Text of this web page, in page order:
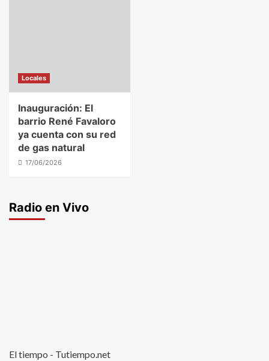
Locales
Inauguración: El
barrio René Favaloro
ya cuenta con su red
de gas natural
17/06/2026
Radio en Vivo
El tiempo - Tutiempo.net